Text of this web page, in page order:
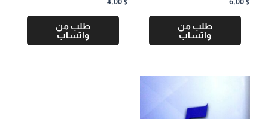
طلب من
واتساب
طلب من
واتساب